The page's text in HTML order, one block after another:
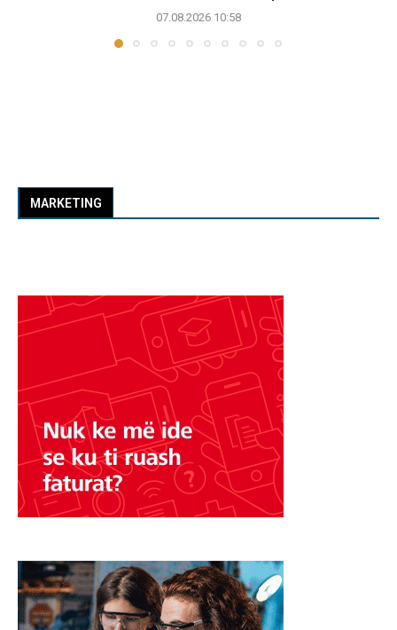
07.08.2026 10:58
MARKETING